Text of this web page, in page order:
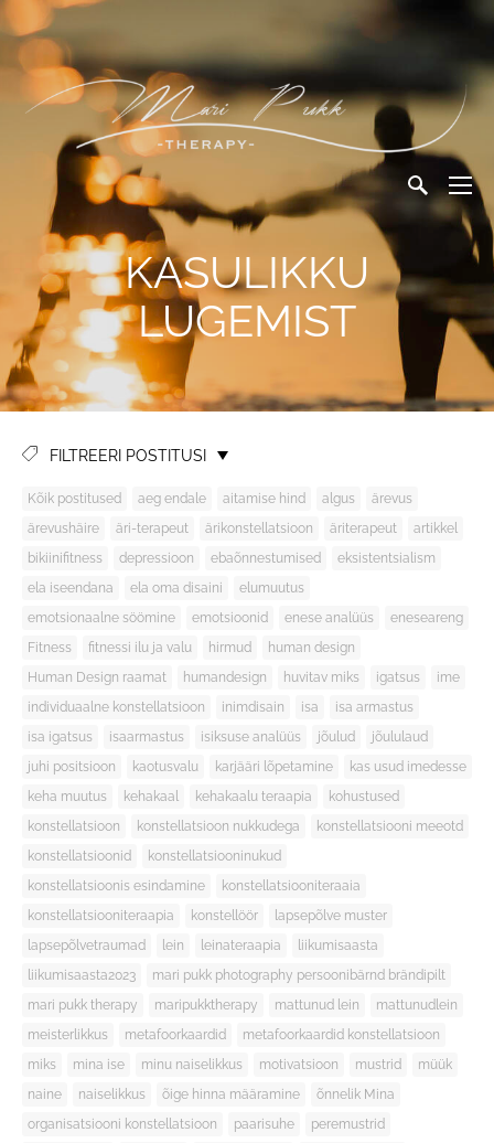
KASULIKKU
LUGEMIST
FILTREERI POSTITUSI
Kõik postitused aeg endale aitamise hind algus
ärevus
ärevushäire
äri-terapeut ärikonstellatsioon äriterapeut
artikkel
bikiinifitness
depressioon ebaõnnestumised
eksistentsialism
ela iseendana
ela oma disaini
elumuutus
emotsionaalne söömine
emotsioonid enese analüüs
eneseareng
Fitness
fitnessi ilu ja valu hirmud
human design
Human Design raamat
humandesign huvitav miks igatsus
ime
individuaalne konstellatsioon
inimdisain isa
isa armastus
isa igatsus
isaarmastus isiksuse analüüs jõulud
jõululaud
juhi positsioon
kaotusvalu karjääri lõpetamine
kas usud imedesse
keha muutus
kehakaal kehakaalu teraapia
kohustused
konstellatsioon
konstellatsioon nukkudega
konstellatsiooni meeotd
konstellatsioonid
konstellatsiooninukud
konstellatsioonis esindamine
konstellatsiooniteraaia
konstellatsiooniteraapia
konstellöör
lapsepõlve muster
lapsepõlvetraumad
lein leinateraapia
liikumisaasta
liikumisaasta2023
mari pukk photography persoonibärnd brändipilt
mari pukk therapy
maripukktherapy mattunud lein
mattunudlein
meisterlikkus
metafoorkaardid
metafoorkaardid konstellatsioon
miks
mina ise minu naiselikkus motivatsioon mustrid
müük
naine
naiselikkus õige hinna määramine
õnnelik Mina
organisatsiooni konstellatsioon
paarisuhe
peremustrid